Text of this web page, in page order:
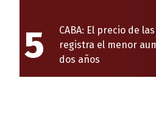
5
CABA: El precio de
registra el menor
dos años